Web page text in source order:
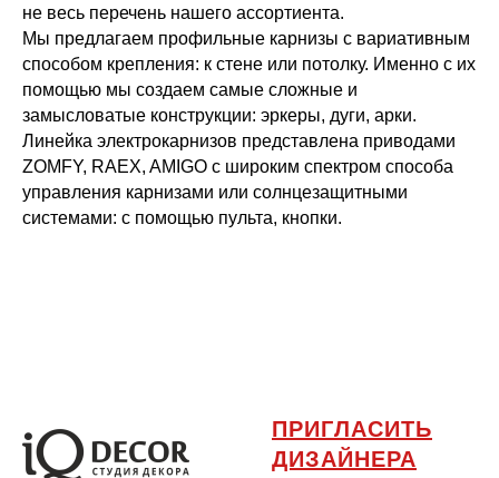
не весь перечень нашего ассортиента.
Мы предлагаем профильные карнизы с вариативным
способом крепления: к стене или потолку. Именно с их
помощью мы создаем самые сложные и
замысловатые конструкции: эркеры, дуги, арки.
Линейка электрокарнизов представлена приводами
ZOMFY, RAEX, AMIGO с широким спектром способа
управления карнизами или солнцезащитными
системами: с помощью пульта, кнопки.
ПРИГЛАСИТЬ
ДИЗАЙНЕРА